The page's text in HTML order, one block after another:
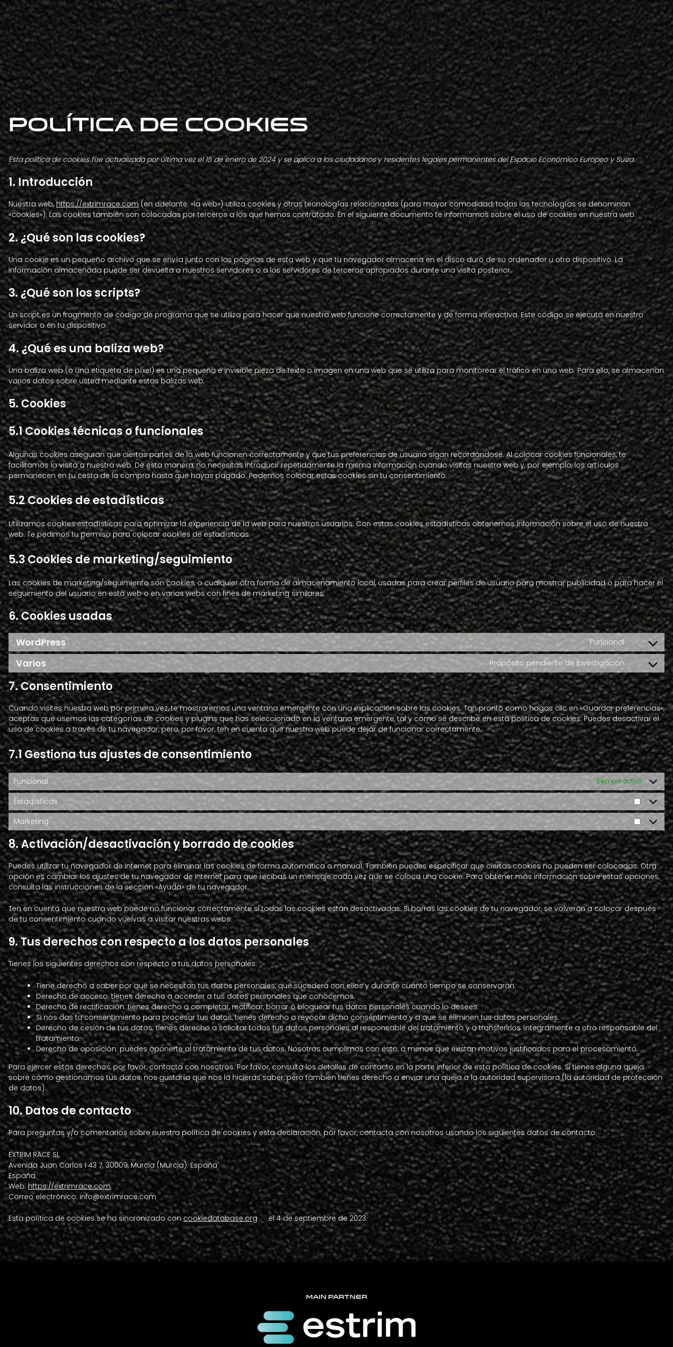
Política de cookies
Esta política de cookies fue actualizada por última vez el 15 de enero de 2024 y se aplica a los ciudadanos y residentes legales permanentes del Espacio Económico Europeo y Suiza.
1. Introducción
Nuestra web,https://extrimrace.com(en adelante: «la web») utiliza cookies y otras tecnologías relacionadas (para mayor comodidad, todas las tecnologías se denominan
«cookies»). Las cookies también son colocadas por terceros a los que hemos contratado. En el siguiente documento te informamos sobre el uso de cookies en nuestra web.
2. ¿Qué son las cookies?
Una cookie es un pequeño archivo que se envía junto con las páginas de esta web y que tu navegador almacena en el disco duro de su ordenador u otro dispositivo. La
información almacenada puede ser devuelta a nuestros servidores o a los servidores de terceros apropiados durante una visita posterior.
3. ¿Qué son los scripts?
Un script es un fragmento de código de programa que se utiliza para hacer que nuestra web funcione correctamente y de forma interactiva. Este código se ejecuta en nuestro
servidor o en tu dispositivo.
4. ¿Qué es una baliza web?
Una baliza web (o una etiqueta de píxel) es una pequeña e invisible pieza de texto o imagen en una web que se utiliza para monitorear el tráfico en una web. Para ello, se almacenan
varios datos sobre usted mediante estas balizas web.
5. Cookies
5.1 Cookies técnicas o funcionales
Algunas cookies aseguran que ciertas partes de la web funcionen correctamente y que tus preferencias de usuario sigan recordándose. Al colocar cookies funcionales, te
facilitamos la visita a nuestra web. De esta manera, no necesitas introducir repetidamente la misma información cuando visitas nuestra web y, por ejemplo, los artículos
permanecen en tu cesta de la compra hasta que hayas pagado. Podemos colocar estas cookies sin tu consentimiento.
5.2 Cookies de estadísticas
Utilizamos cookies estadísticas para optimizar la experiencia de la web para nuestros usuarios. Con estas cookies estadísticas obtenemos información sobre el uso de nuestra
web. Te pedimos tu permiso para colocar cookies de estadísticas.
5.3 Cookies de marketing/seguimiento
Las cookies de marketing/seguimiento son cookies, o cualquier otra forma de almacenamiento local, usadas para crear perfiles de usuario para mostrar publicidad o para hacer el
seguimiento del usuario en esta web o en varias webs con fines de marketing similares.
6. Cookies usadas
WordPress Funcional
Consent
to
service
wordpress
Varios Propósito pendiente de investigación
Consent
to
service
varios
7. Consentimiento
Cuando visites nuestra web por primera vez, te mostraremos una ventana emergente con una explicación sobre las cookies. Tan pronto como hagas clic en «Guardar preferencias»,
aceptas que usemos las categorías de cookies y plugins que has seleccionado en la ventana emergente, tal y como se describe en esta política de cookies. Puedes desactivar el
uso de cookies a través de tu navegador, pero, por favor, ten en cuenta que nuestra web puede dejar de funcionar correctamente.
7.1 Gestiona tus ajustes de consentimiento
Funcional Siempre activo
Estadísticas
Marketing
8. Activación/desactivación y borrado de cookies
Puedes utilizar tu navegador de Internet para eliminar las cookies de forma automática o manual. También puedes especificar que ciertas cookies no pueden ser colocadas. Otra
opción es cambiar los ajustes de tu navegador de Internet para que recibas un mensaje cada vez que se coloca una cookie. Para obtener más información sobre estas opciones,
consulta las instrucciones de la sección «Ayuda» de tu navegador.
Ten en cuenta que nuestra web puede no funcionar correctamente si todas las cookies están desactivadas. Si borras las cookies de tu navegador, se volverán a colocar después
de tu consentimiento cuando vuelvas a visitar nuestras webs.
9. Tus derechos con respecto a los datos personales
Tienes los siguientes derechos con respecto a tus datos personales:
Tiene derecho a saber por qué se necesitan tus datos personales, qué sucederá con ellos y durante cuánto tiempo se conservarán.
Derecho de acceso: tienes derecho a acceder a tus datos personales que conocemos.
Derecho de rectificación: tienes derecho a completar, rectificar, borrar o bloquear tus datos personales cuando lo desees.
Si nos das tu consentimiento para procesar tus datos, tienes derecho a revocar dicho consentimiento y a que se eliminen tus datos personales.
Derecho de cesión de tus datos: tienes derecho a solicitar todos tus datos personales al responsable del tratamiento y a transferirlos íntegramente a otro responsable del
tratamiento.
Derecho de oposición: puedes oponerte al tratamiento de tus datos. Nosotros cumplimos con esto, a menos que existan motivos justificados para el procesamiento.
Para ejercer estos derechos, por favor, contacta con nosotros. Por favor, consulta los detalles de contacto en la parte inferior de esta política de cookies. Si tienes alguna queja
sobre cómo gestionamos tus datos, nos gustaría que nos la hicieras saber, pero también tienes derecho a enviar una queja a la autoridad supervisora (la autoridad de protección
de datos).
10. Datos de contacto
Para preguntas y/o comentarios sobre nuestra política de cookies y esta declaración, por favor, contacta con nosotros usando los siguientes datos de contacto:
EXTRIM RACE SL
Avenida Juan Carlos I 43 7. 30009, Murcia (Murcia). España
España
Web: https://extrimrace.com
Correo electrónico: info@extrimrace.com
Esta política de cookies se ha sincronizado con cookiedatabase.org el 4 de septiembre de 2023.
MAIN PARTNER